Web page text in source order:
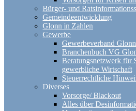
Bürger- und
Gemeindeentwicklung
Glonn in Zahlen
Gewerbe
Gewerbeverband Glonn
Branchenbuch VG
Beratungsnetzwerk für
gewerbliche Wirtschaft
Steuerrechtliche
Diverses
Vorsorge/ Blackout
Alles über